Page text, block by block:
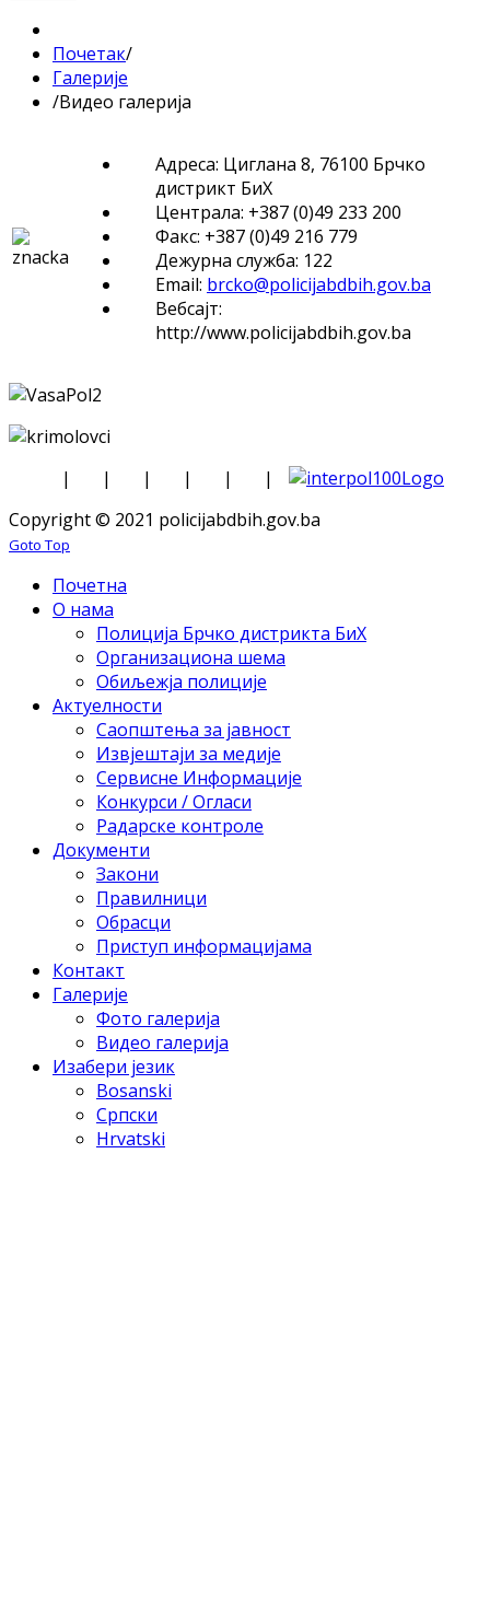
Почетак/
Галерије
/Видео галерија
Адреса: Циглана 8, 76100 Брчко
дистрикт БиХ
Централа: +387 (0)49 233 200
Факс: +387 (0)49 216 779
Дежурна служба: 122
Email: brcko@policijabdbih.gov.ba
Вебсајт:
http://www.policijabdbih.gov.ba
| | | | |
|
Copyright © 2021 policijabdbih.gov.ba
Goto Top
Почетна
О нама
Полиција Брчко дистрикта БиХ
Организациона шема
Обиљежја полиције
Актуелности
Саопштења за јавност
Извјештаји за медије
Сервисне Информације
Конкурси / Огласи
Радарске контроле
Документи
Закони
Правилници
Обрасци
Приступ информацијама
Контакт
Галерије
Фото галерија
Видео галерија
Изабери језик
Bosanski
Српски
Hrvatski